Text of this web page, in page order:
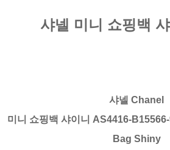
샤넬 미니 쇼핑백
샤넬 Chanel
미니 쇼핑백 샤이니 AS4416-
Bag Shiny